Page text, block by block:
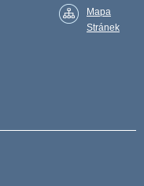
Mapa
Stránek